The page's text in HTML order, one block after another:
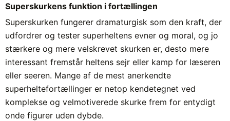
Superskurkens funktion i fortællingen
Superskurken fungerer dramaturgisk som den kraft, der
udfordrer og tester superheltens evner og moral, og jo
stærkere og mere velskrevet skurken er, desto mere
interessant fremstår heltens sejr eller kamp for læseren
eller seeren. Mange af de mest anerkendte
superheltefortællinger er netop kendetegnet ved
komplekse og velmotiverede skurke frem for entydigt
onde figurer uden dybde.